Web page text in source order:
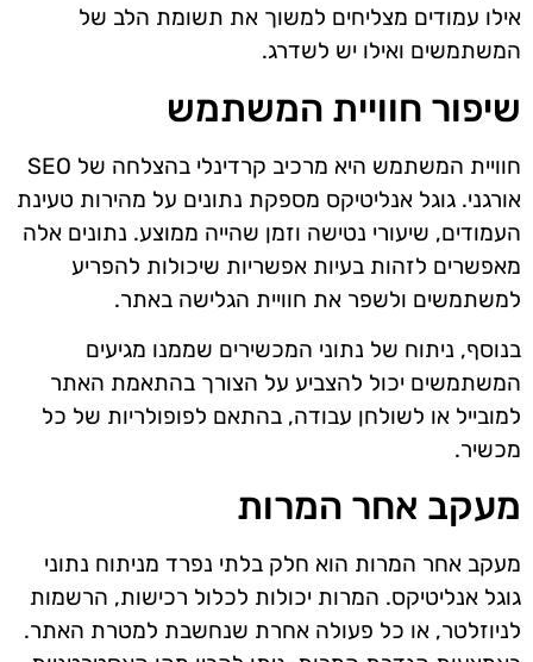
אילו עמודים מצליחים למשוך את תשומת הלב של
המשתמשים ואילו יש לשדרג.
שיפור חוויית המשתמש
חוויית המשתמש היא מרכיב קרדינלי בהצלחה של SEO
אורגני. גוגל אנליטיקס מספקת נתונים על מהירות טעינת
העמודים, שיעורי נטישה וזמן שהייה ממוצע. נתונים אלה
מאפשרים לזהות בעיות אפשריות שיכולות להפריע
למשתמשים ולשפר את חוויית הגלישה באתר.
בנוסף, ניתוח של נתוני המכשירים שממנו מגיעים
המשתמשים יכול להצביע על הצורך בהתאמת האתר
למובייל או לשולחן עבודה, בהתאם לפופולריות של כל
מכשיר.
מעקב אחר המרות
מעקב אחר המרות הוא חלק בלתי נפרד מניתוח נתוני
גוגל אנליטיקס. המרות יכולות לכלול רכישות, הרשמות
לניוזלטר, או כל פעולה אחרת שנחשבת למטרת האתר.